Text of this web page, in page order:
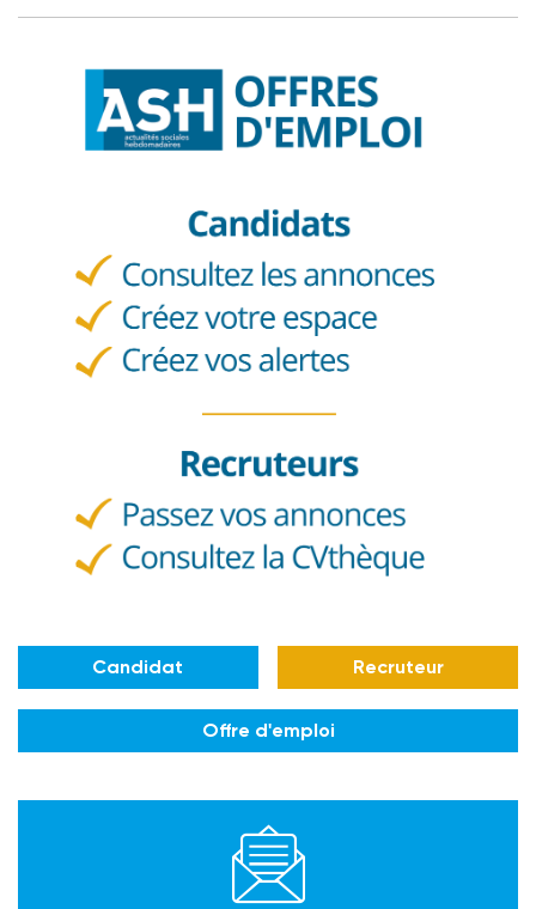
Candidat Recruteur
Offre d'emploi